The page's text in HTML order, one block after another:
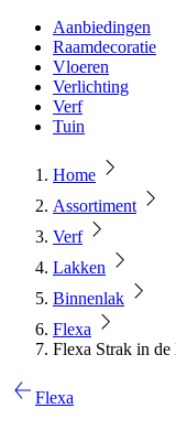
Aanbiedingen
Raamdecoratie
Vloeren
Verlichting
Verf
Tuin
Home
Assortiment
Verf
Lakken
Binnenlak
Flexa
Flexa Strak in
Flexa